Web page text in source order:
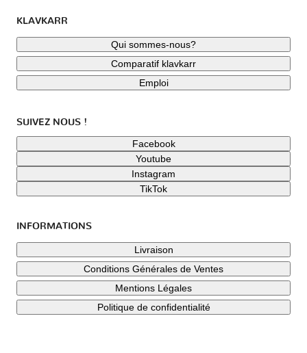
KLAVKARR
Qui sommes-nous?
Comparatif klavkarr
Emploi
SUIVEZ NOUS !
Facebook
Youtube
Instagram
TikTok
INFORMATIONS
Livraison
Conditions Générales de Ventes
Mentions Légales
Politique de confidentialité